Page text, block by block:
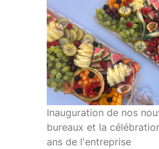
Inauguration de nos
bureaux et la
ans de l'entreprise